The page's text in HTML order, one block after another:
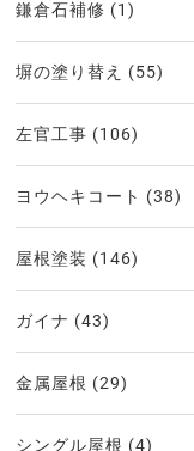
鎌倉石補修 (1)
塀の塗り替え (55)
左官工事 (106)
ヨウヘキコート (38)
屋根塗装 (146)
ガイナ (43)
金属屋根 (29)
シングル屋根 (4)